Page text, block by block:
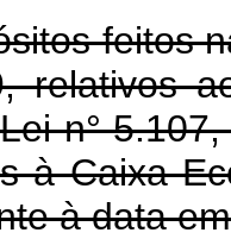
feitos
relativos
n°
à Caixa
à data